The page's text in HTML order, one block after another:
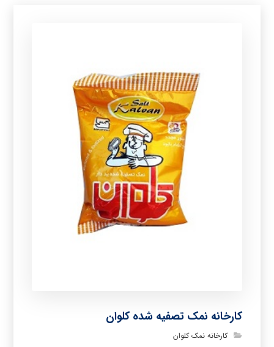
کارخانه نمک تصفیه شده کلوان
کارخانه نمک کلوان